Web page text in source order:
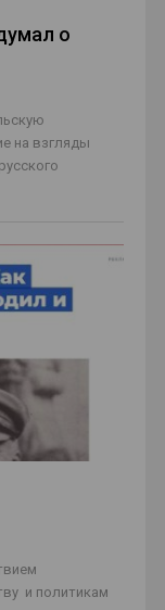
о
на взгляды
и политикам